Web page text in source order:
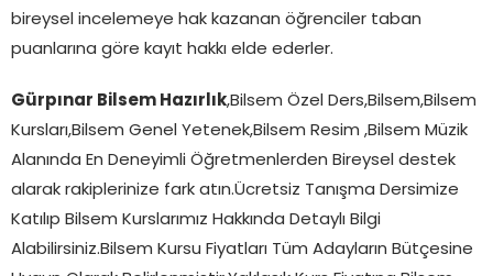
bireysel incelemeye hak kazanan öğrenciler taban
puanlarına göre kayıt hakkı elde ederler.
Gürpınar Bilsem Hazırlık,Bilsem Özel Ders,Bilsem,Bilsem
Kursları,Bilsem Genel Yetenek,Bilsem Resim ,Bilsem Müzik
Alanında En Deneyimli Öğretmenlerden Bireysel destek
alarak rakiplerinize fark atın.Ücretsiz Tanışma Dersimize
Katılıp Bilsem Kurslarımız Hakkında Detaylı Bilgi
Alabilirsiniz.Bilsem Kursu Fiyatları Tüm Adayların Bütçesine